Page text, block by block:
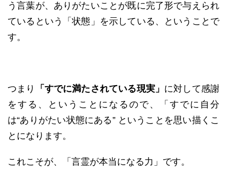
う言葉が、ありがたいことが既に完了形で与えられ
ているという「状態」を示している、ということで
す。
つまり 「すでに満たされている現実」 に対して感謝
をする、ということになるので、「すでに自分
は“ありがたい状態にある” ということを思い描くこ
とになります。
これこそが、「言霊が本当になる力」です。